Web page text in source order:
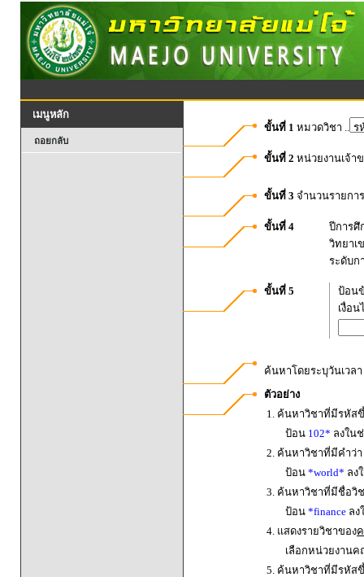
เมนูหลัก
ถอยกลับ
ขั้นที่ 1 หมวดวิชา ..
ขั้นที่ 2 หน่วยงานเจ้า
ขั้นที่ 3 จำนวนรายก
ขั้นที่ 4
ปีการศึ
วิทยาเ
ระดับก
ขั้นที่ 5
ป้อน
เงื่อน
ค้นหาโดยระบุวันเวล
ตัวอย่าง
1. ค้นหาวิชาที่มีรหัส
ป้อน 102* ลงใน
2. ค้นหาวิชาที่มีคำว่า
ป้อน *world* ลง
3. ค้นหาวิชาที่มีชื่อวิ
ป้อน *finance ลง
4. แสดงรายวิชาของ
เลือกหน่วยงาน
5. ค้นหาวิชาที่มีรหัส